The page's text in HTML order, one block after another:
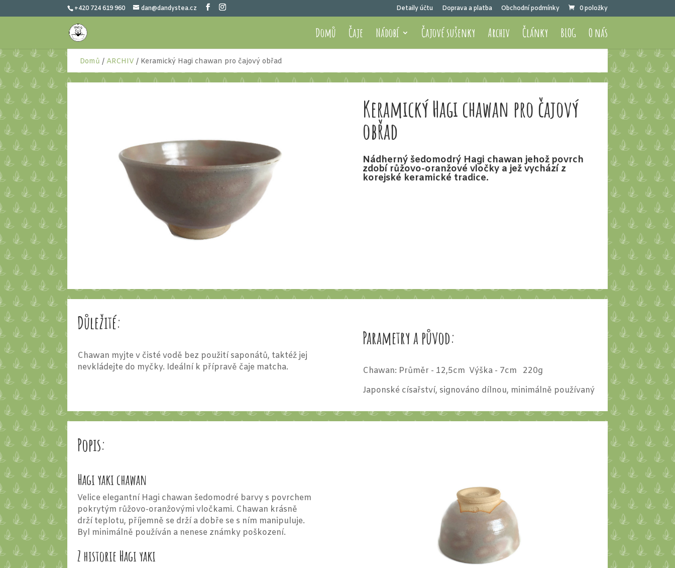
+420 724 619 960 dan@dandystea.cz Detaily účtu Doprava a platba Obchodní podmínky 0 položky
Domů Čaje Nádobí Čajové sušenky Archiv Články BLOG O nás
Domů /ARCHIV / Keramický Hagi chawan pro čajový obřad
Keramický Hagi chawan pro čajový
obřad
Nádherný šedomodrý Hagi chawan jehož povrch
zdobí růžovo-oranžové vločky a jež vychází z
korejské keramické tradice.
Důležité:
Chawan myjte v čisté vodě bez použití saponátů, taktéž jej
nevkládejte do myčky. Ideální k přípravě čaje matcha.
Parametry a původ:
Chawan: Průměr - 12,5cm Výška - 7cm 220g
Japonské císařství, signováno dílnou, minimálně používaný
Popis:
Hagi yaki chawan
Velice elegantní Hagi chawan šedomodré barvy s povrchem
pokrytým růžovo-oranžovými vločkami. Chawan krásně
drží teplotu, příjemně se drží a dobře se s ním manipuluje.
Byl minimálně používán a nenese známky poškození.
Z historie Hagi yaki